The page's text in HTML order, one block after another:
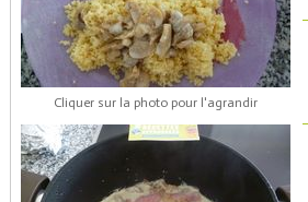
Cliquer sur la photo pour l'agrandir